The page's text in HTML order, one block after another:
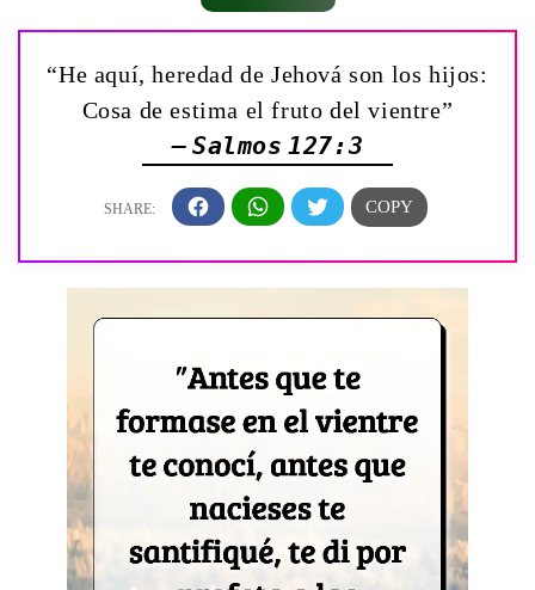
“He aquí, heredad de Jehová son los hijos:
Cosa de estima el fruto del vientre”
— Salmos 127:3